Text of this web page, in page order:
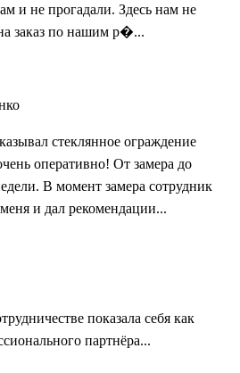
и не прогадали. Здесь нам не
заказ по нашим р�...
стеклянное ограждение
оперативно! От замера до
В момент замера сотрудник
и дал рекомендации...
показала себя как
партнёра...